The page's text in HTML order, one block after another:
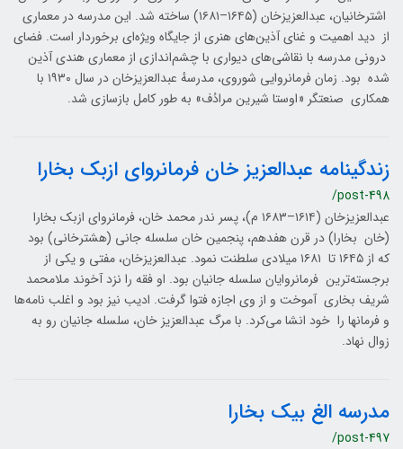
اشترخانیان، عبدالعزیزخان (۱۶۴۵–۱۶۸۱) ساخته‌ شد. این مدرسه در معماری
از دید اهمیت و غنای آذین‌های هنری از جایگاه ویژه‌ای برخوردار است. فضای
درونی مدرسه با نقاشی‌های دیواری با چشم‌اندازی از معماری هندی آذین
شده‌ بود. زمان فرمانروایی شوروی، مدرسهٔ عبدالعزیزخان در سال ۱۹۳۰ با
همکاری صنعتگر «اوستا شیرین مرادُف» به‌ طور کامل بازسازی شد.
زندگینامه عبدالعزیز خان فرمانروای ازبک بخارا
/post-498
عبدالعزیزخان (۱۶۱۴–۱۶۸۳ م)، پسر ندر محمد خان، فرمانروای ازبک بخارا
(خان بخارا) در قرن هفدهم، پنجمین خان سلسله جانی (هشترخانی) بود
که از ۱۶۴۵ تا ۱۶۸۱ میلادی سلطنت نمود. عبدالعزیزخان، مفتی و یکی از
برجسته‌ترین فرمانروایان سلسله جانیان بود. او فقه را نزد آخوند ملامحمد
شریف بخاری آموخت و از وی اجازه فتوا گرفت. ادیب نیز بود و اغلب نامه‌ها
و فرمانها را خود انشا می‌کرد. با مرگ عبدالعزیز خان، سلسله جانیان رو به
زوال نهاد.
مدرسه الغ بیک بخارا
/post-497